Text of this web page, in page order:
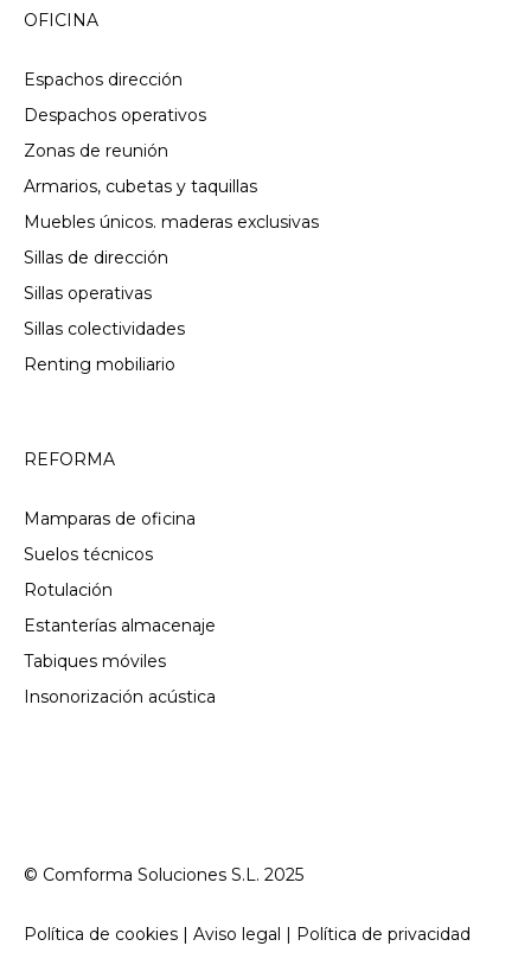
OFICINA
Espachos dirección
Despachos operativos
Zonas de reunión
Armarios, cubetas y taquillas
Muebles únicos. maderas exclusivas
Sillas de dirección
Sillas operativas
Sillas colectividades
Renting mobiliario
REFORMA
Mamparas de oficina
Suelos técnicos
Rotulación
Estanterías almacenaje
Tabiques móviles
Insonorización acústica
© Comforma Soluciones S.L. 2025
Política de cookies | Aviso legal | Política de privacidad